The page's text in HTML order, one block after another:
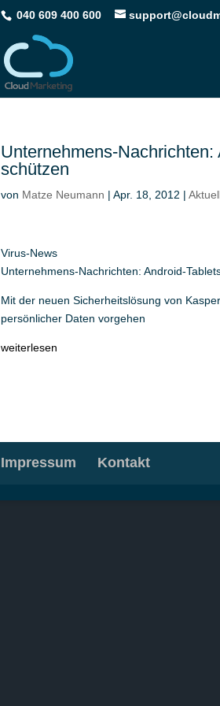
040 609 400 600
Unternehmens-
schützen
von Matze Neumann | Apr. 18, 2012 |
Virus-News
Unternehmens-Nachrichten: Android-
Mit der neuen Sicherheitslösung von
persönlicher Daten vorgehen
weiterlesen
Impressum Kontakt